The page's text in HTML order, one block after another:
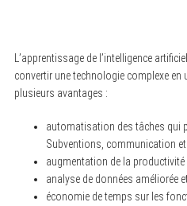
L’apprentissage de l’intelligence
convertir une technologie complexe en
plusieurs avantages :
automatisation des tâches qui
Subventions, communication
augmentation de la productivité
analyse de données améliorée
économie de temps sur les